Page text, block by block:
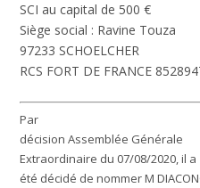
SCI au capital de 500 €
Siège social : Ravine Touza
97233 SCHOELCHER
RCS FORT DE FRANCE
Par
décision Assemblée Générale
Extraordinaire du 07/08/2020, il a
été décidé de nommer M